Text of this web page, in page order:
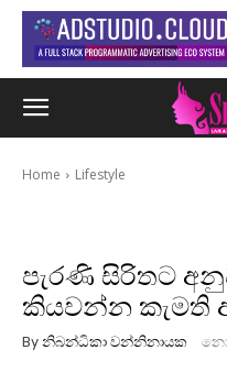
Home Lifestyle
පැරණි සිරිතට
කියවන්න කැමති
By නිබන්ධිකා වන්නිනායක